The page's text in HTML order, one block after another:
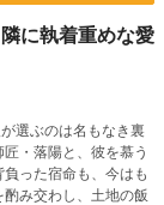
に執着重めな愛
選ぶのは名もなき裏
・落陽と、彼を慕う
み交わし、土地の飯